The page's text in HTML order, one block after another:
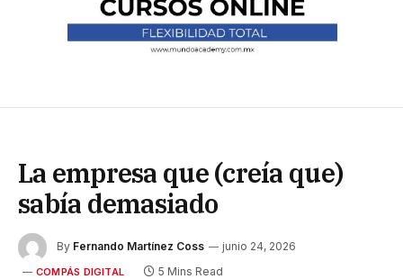
La empresa que (creía que)
sabía demasiado
By Fernando Martínez Coss junio 24, 2026
COMPÁS DIGITAL 5 Mins Read